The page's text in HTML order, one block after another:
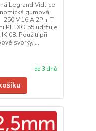
Legrand Vidlice
gumová
V 16 A 2P + T
PLEXO 55 udržuje
08. Použití při
svorky, ...
do 3 dnů